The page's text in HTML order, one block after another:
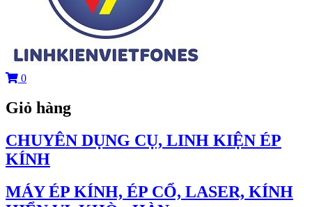
0
Giỏ hàng
CHUYÊN DỤNG CỤ, LINH KIỆN ÉP
KÍNH
MÁY ÉP KÍNH, ÉP CỔ, LASER, KÍNH